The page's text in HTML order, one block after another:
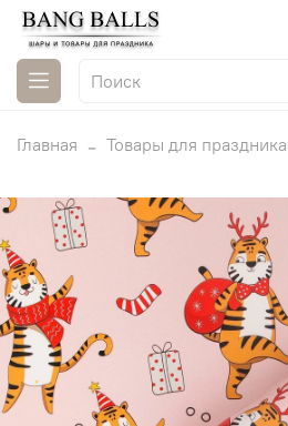
Главная Товары для праздника